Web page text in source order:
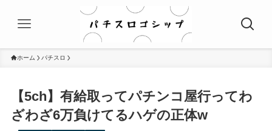
ホーム パチスロ
【5ch】有給取ってパチンコ屋行ってわ
ざわざ6万負けてるハゲの正体w